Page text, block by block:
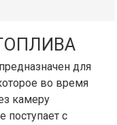
предназначен для
во время
камеру
поступает с